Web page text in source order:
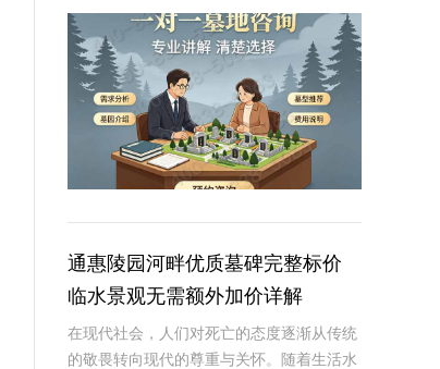
5063在现代社会，随着人们对生命和死亡的
理解不断深入，以及对身后事的规划日益重
视，墓碑的选择和购买成为了一个
通惠陵园河畔优质墓碑完整标价
临水景观无需额外加价详解
在现代社会，人们对死亡的态度逐渐从传统
的敬畏转向现代的尊重与关怀。随着生活水